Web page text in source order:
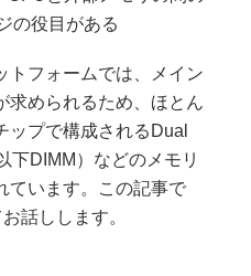
の役目がある
トフォームでは、メイン
求められるため、ほとん
ップで構成されるDual
下DIMM）などのメモリ
ています。この記事で
話しします。